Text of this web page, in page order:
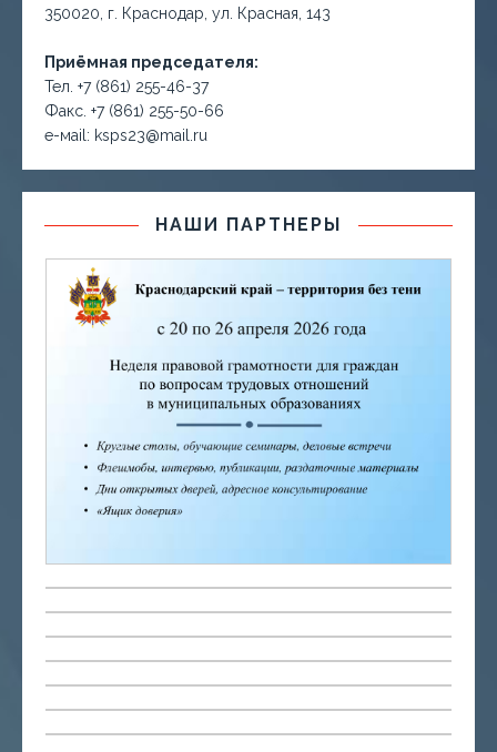
350020, г. Краснодар, ул. Красная, 143
Приёмная председателя:
Тел. +7 (861) 255-46-37
Факс. +7 (861) 255-50-66
е-маil: ksps23@mail.ru
НАШИ ПАРТНЕРЫ